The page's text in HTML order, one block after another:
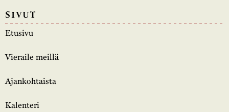
SIVUT
Etusivu
Vieraile meillä
Ajankohtaista
Kalenteri